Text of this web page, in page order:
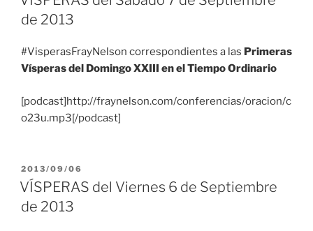
de 2013
#VisperasFrayNelson correspondientes a las Primeras
Vísperas del Domingo XXIII en el Tiempo Ordinario
[podcast]http://fraynelson.com/conferencias/oracion/c
o23u.mp3[/podcast]
PUBLICADO
EL
2013/09/06
VÍSPERAS del Viernes 6 de Septiembre
de 2013